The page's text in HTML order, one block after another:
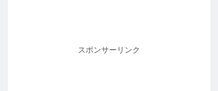
スポンサーリンク